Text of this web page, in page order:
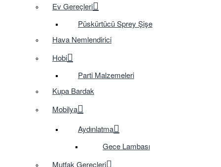
Ev Gereçleri
Püskürtücü Sprey Şişe
Hava Nemlendirici
Hobi
Parti Malzemeleri
Kupa Bardak
Mobilya
Aydınlatma
Gece Lambası
Mutfak Gereçleri